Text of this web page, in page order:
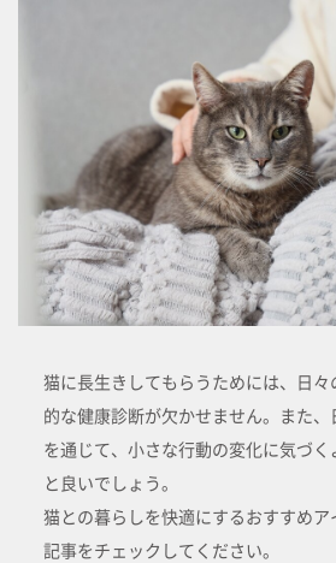
猫に長生きしてもらうためには、日
的な健康診断が欠かせません。また
を通じて、小さな行動の変化に気づく
と良いでしょう。
猫との暮らしを快適にするおすすめ
記事をチェックしてください。